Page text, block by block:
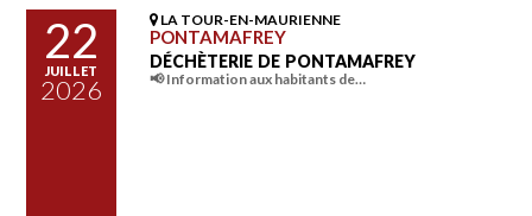
22
JUILLET
2026
LA TOUR-EN-MAURIENNE
PONTAMAFREY
DÉCHÈTERIE DE PONTAMAFREY
📢 Information aux habitants de…